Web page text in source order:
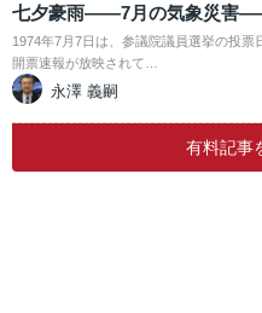
七夕豪雨――7月の気象災害
1974年7月7日は、参議院議員選挙の投票
開票速報が放映されて…
永澤 義嗣
有料記事